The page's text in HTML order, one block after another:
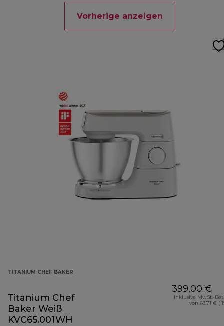
Vorherige anzeigen
TITANIUM CHEF BAKER
Titanium Chef
Baker Weiß
KVC65.001WH
399,00 €
Inklusive MwSt.-
von 63,71 € (